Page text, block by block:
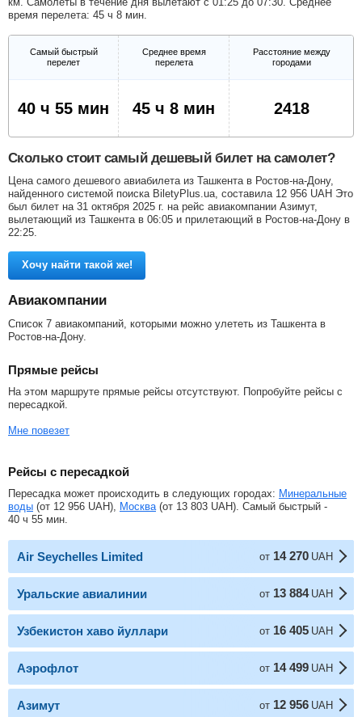
время перелета: 45 ч 8 мин.
Самый быстрый
перелет
Среднее время
перелета
Расстояние между
городами
40 ч 55 мин 45 ч 8 мин 2418
Сколько стоит самый дешевый билет на самолет?
Цена самого дешевого авиабилета из Ташкента в Ростов-на-Дону,
найденного системой поиска BiletyPlus.ua, составила 12 956 UAH Это
был билет на 31 октября 2025 г. на рейс авиакомпании Азимут,
вылетающий из Ташкента в 06:05 и прилетающий в Ростов-на-Дону в
22:25.
Хочу найти такой же!
Авиакомпании
Список 7 авиакомпаний, которыми можно улететь из Ташкента в
Ростов-на-Дону.
Прямые рейсы
На этом маршруте прямые рейсы отсутствуют. Попробуйте рейсы с
пересадкой.
Мне повезет
Рейсы с пересадкой
Пересадка может происходить в следующих городах: Минеральные
воды (от 12 956 UAH), Москва (от 13 803 UAH). Самый быстрый -
40 ч 55 мин.
Air Seychelles Limited от 14 270 UAH
Уральские авиалинии от 13 884 UAH
Узбекистон хаво йуллари от 16 405 UAH
Аэрофлот от 14 499 UAH
Азимут от 12 956 UAH